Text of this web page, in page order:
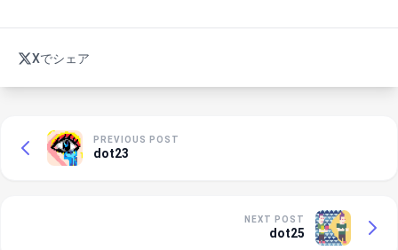
Xでシェア
PREVIOUS POST
dot23
NEXT POST
dot25